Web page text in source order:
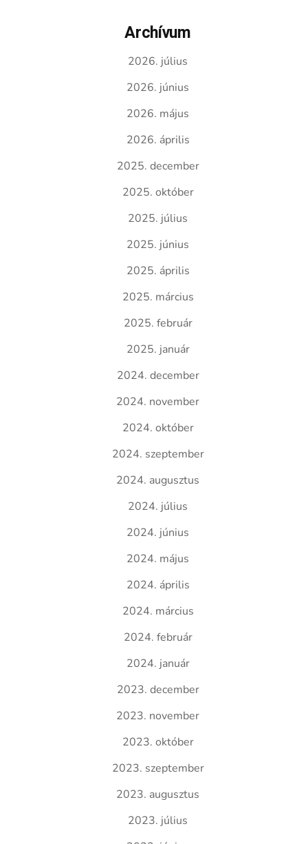
Archívum
2026. július
2026. június
2026. május
2026. április
2025. december
2025. október
2025. július
2025. június
2025. április
2025. március
2025. február
2025. január
2024. december
2024. november
2024. október
2024. szeptember
2024. augusztus
2024. július
2024. június
2024. május
2024. április
2024. március
2024. február
2024. január
2023. december
2023. november
2023. október
2023. szeptember
2023. augusztus
2023. július